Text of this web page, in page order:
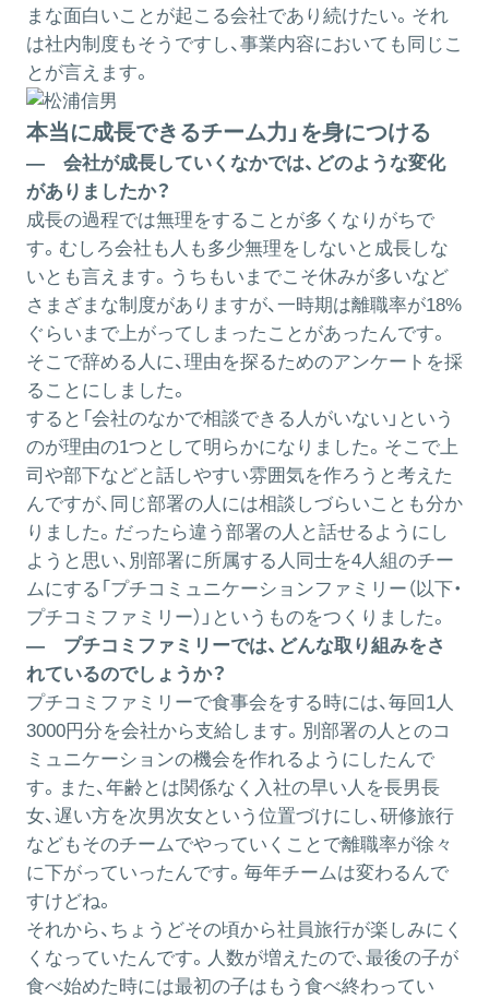
まな面白いことが起こる会社であり続けたい。それ
は社内制度もそうですし、事業内容においても同じこ
とが言えます。
本当に成長できるチーム力」を身につける
― 会社が成長していくなかでは、どのような変化
がありましたか？
成長の過程では無理をすることが多くなりがちで
す。むしろ会社も人も多少無理をしないと成長しな
いとも言えます。うちもいまでこそ休みが多いなど
さまざまな制度がありますが、一時期は離職率が18%
ぐらいまで上がってしまったことがあったんです。
そこで辞める人に、理由を探るためのアンケートを採
ることにしました。
すると「会社のなかで相談できる人がいない」という
のが理由の1つとして明らかになりました。そこで上
司や部下などと話しやすい雰囲気を作ろうと考えた
んですが、同じ部署の人には相談しづらいことも分か
りました。だったら違う部署の人と話せるようにし
ようと思い、別部署に所属する人同士を4人組のチー
ムにする「プチコミュニケーションファミリー（以下・
プチコミファミリー）」というものをつくりました。
― プチコミファミリーでは、どんな取り組みをさ
れているのでしょうか？
プチコミファミリーで食事会をする時には、毎回1人
3000円分を会社から支給します。別部署の人とのコ
ミュニケーションの機会を作れるようにしたんで
す。また、年齢とは関係なく入社の早い人を長男長
女、遅い方を次男次女という位置づけにし、研修旅行
などもそのチームでやっていくことで離職率が徐々
に下がっていったんです。毎年チームは変わるんで
すけどね。
それから、ちょうどその頃から社員旅行が楽しみにく
くなっていたんです。人数が増えたので、最後の子が
食べ始めた時には最初の子はもう食べ終わってい